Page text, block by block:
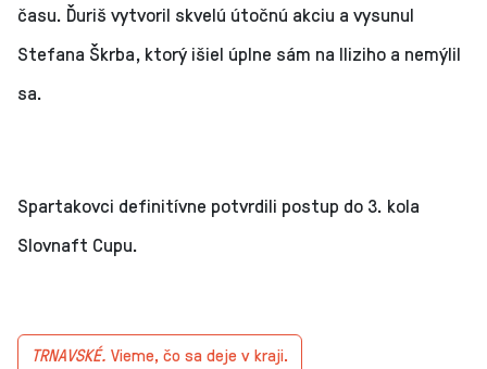
času. Ďuriš vytvoril skvelú útočnú akciu a vysunul
Stefana Škrba, ktorý išiel úplne sám na Iliziho a nemýlil
sa.
Spartakovci definitívne potvrdili postup do 3. kola
Slovnaft Cupu.
TRNAVSKÉ. Vieme, čo sa deje v kraji.